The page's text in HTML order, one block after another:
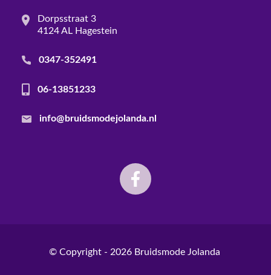
Dorpsstraat 3
4124 AL Hagestein
0347-352491
06-13851233
info@bruidsmodejolanda.nl
© Copyright - 2026 Bruidsmode Jolanda